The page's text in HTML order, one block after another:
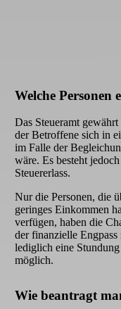
Welche Personen
Das Steueramt
der Betroffene sich in
im Falle der
wäre. Es besteht
Steuererlass.
Nur die Personen, die
geringes Einkommen
verfügen, haben die
der finanzielle
lediglich eine
möglich.
Wie beantragt